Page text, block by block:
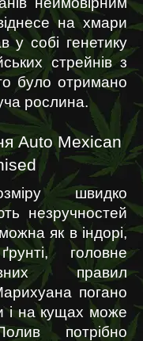
на хмари
у собі генетику
стрейнів з
було отримано
рослина.
Auto Mexican
швидко
незручностей
як в індорі,
головне
правил
погано
і на кущах може
потрібно